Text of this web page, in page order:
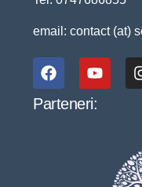
email: contact (at)
Parteneri: